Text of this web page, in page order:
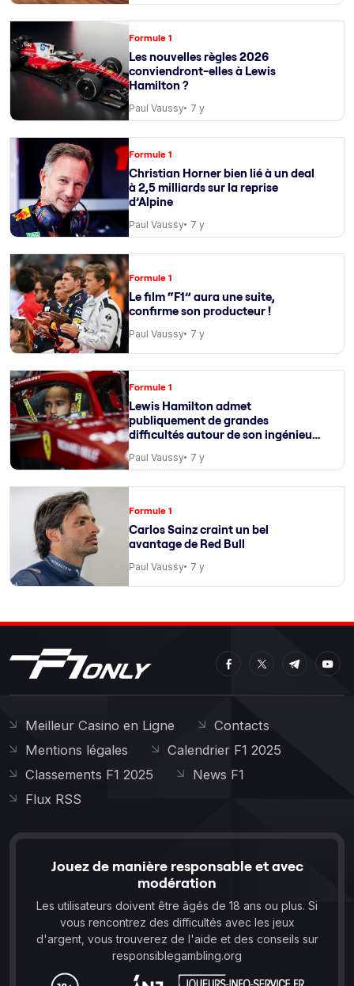
Formule 1
Les nouvelles règles 2026
conviendront-elles à Lewis
Hamilton ?
Paul Vaussy 7 y
Formule 1
Christian Horner bien lié à un deal
à 2,5 milliards sur la reprise
d’Alpine
Paul Vaussy 7 y
Formule 1
Le film “F1” aura une suite,
confirme son producteur !
Paul Vaussy 7 y
Formule 1
Lewis Hamilton admet
publiquement de grandes
difficultés autour de son ingénieur
Paul Vaussy 7 y
Formule 1
Carlos Sainz craint un bel
avantage de Red Bull
Paul Vaussy 7 y
Meilleur Casino en Ligne
Contacts
Mentions légales
Calendrier F1 2025
Classements F1 2025
News F1
Flux RSS
Jouez de manière responsable et avec
modération
Les utilisateurs doivent être âgés de 18 ans ou plus. Si
vous rencontrez des difficultés avec les jeux
d'argent, vous trouverez de l'aide et des conseils sur
responsiblegambling.org